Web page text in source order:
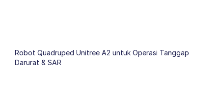
Robot Quadruped Unitree A2 untuk Operasi Tanggap
Darurat & SAR